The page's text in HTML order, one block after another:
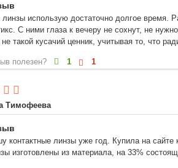
линзы использую достаточно долгое время.
С ними глаза к вечеру не сохнут, не
не такой кусачий ценник, учитывая то, что
полезен? 1 1
Тимофеева
контактные линзы уже год. Купила на
изготовлены из материала, на 33%